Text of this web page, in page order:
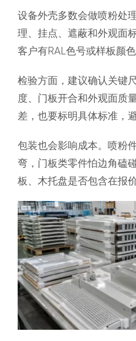
设备外壳多数会做喷粉处
理、挂点、遮蔽和外观面
客户有RAL色号或样板颜
检验方面，建议确认关键
度、门板开合和外观面质
差，也要标明具体标准，
包装也会影响成本。喷粉
弯，门板类零件怕边角磕
板、木托盘是否包含在报